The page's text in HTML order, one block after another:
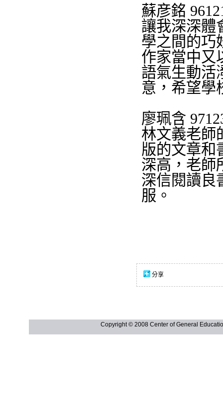
蘇彦銘
讓我深深體
學之間的巧
作家當中又
語氣生動活
意，希望學
廖珮含
林文義老師
版的文章和
深高，老師
深信閱讀良
服。
分享
Copyright © 2008 Center of General